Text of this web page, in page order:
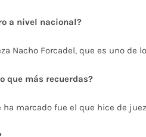
a nivel nacional?
Nacho Forcadel, que es uno
que más recuerdas?
marcado fue el que hice de